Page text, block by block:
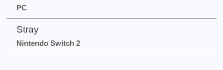
PC
Stray
Nintendo Switch 2